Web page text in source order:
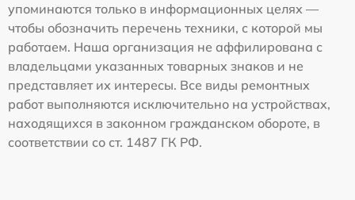
упоминаются только в информационных целях —
чтобы обозначить перечень техники, с которой мы
работаем. Наша организация не аффилирована с
владельцами указанных товарных знаков и не
представляет их интересы. Все виды ремонтных
работ выполняются исключительно на устройствах,
находящихся в законном гражданском обороте, в
соответствии со ст. 1487 ГК РФ.